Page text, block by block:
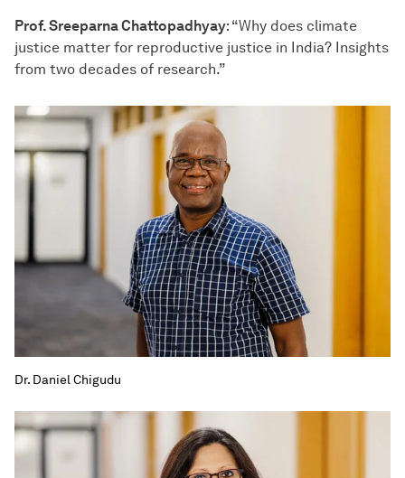
Prof. Sreeparna Chattopadhyay: “Why does climate
justice matter for reproductive justice in India? Insights
from two decades of research.”
Dr. Daniel Chigudu